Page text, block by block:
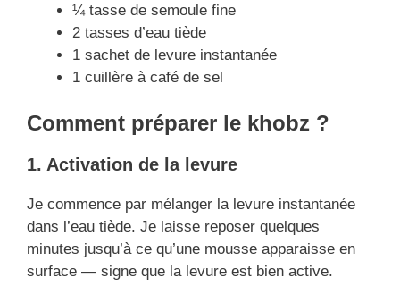
¼ tasse de semoule fine
2 tasses d’eau tiède
1 sachet de levure instantanée
1 cuillère à café de sel
Comment préparer le khobz ?
1. Activation de la levure
Je commence par mélanger la levure instantanée
dans l’eau tiède. Je laisse reposer quelques
minutes jusqu’à ce qu’une mousse apparaisse en
surface — signe que la levure est bien active.